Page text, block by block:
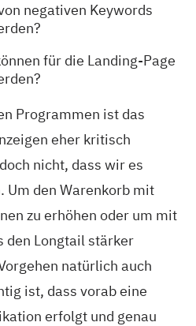
negativen Keywords
für die Landing-Page
Programmen ist das
eher kritisch
nicht, dass wir es
den Warenkorb mit
zu erhöhen oder um mit
den Longtail stärker
natürlich auch
ist, dass vorab eine
erfolgt und genau